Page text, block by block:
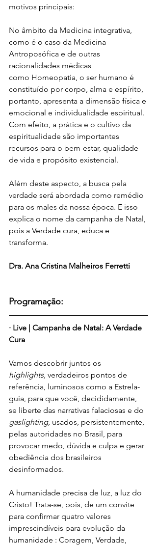
motivos principais:
No âmbito da Medicina integrativa,
como é o caso da Medicina
Antroposófica e de outras
racionalidades médicas
como Homeopatia, o ser humano é
constituído por corpo, alma e espírito,
portanto, apresenta a dimensão física e
emocional e individualidade espiritual.
Com efeito, a prática e o cultivo da
espiritualidade são importantes
recursos para o bem-estar, qualidade
de vida e propósito existencial.
Além deste aspecto, a busca pela
verdade será abordada como remédio
para os males da nossa época. E isso
explica o nome da campanha de Natal,
pois a Verdade cura, educa e
transforma.
Dra. Ana Cristina Malheiros Ferretti
Programação:
· Live | Campanha de Natal: A Verdade
Cura
Vamos descobrir juntos os
highlights, verdadeiros pontos de
referência, luminosos como a Estrela-
guia, para que você, decididamente,
se liberte das narrativas falaciosas e do
gaslighting, usados, persistentemente,
pelas autoridades no Brasil, para
provocar medo, dúvida e culpa e gerar
obediência dos brasileiros
desinformados.
A humanidade precisa de luz, a luz do
Cristo! Trata-se, pois, de um convite
para confirmar quatro valores
imprescindíveis para evolução da
humanidade : Coragem, Verdade,